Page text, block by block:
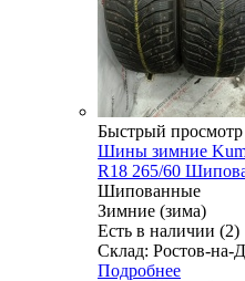
Быстрый просмотр
Шины зимние
R18 265/60
Шипованные
Зимние (зима)
Есть в наличии (2)
Склад: Ростов-на-
Подробнее